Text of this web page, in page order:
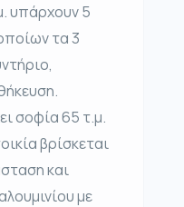
υπάρχουν 5
τα 3
σοφία 65 τ.μ.
βρίσκεται
και
με